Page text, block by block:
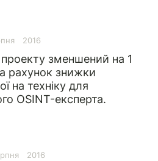
2016
зменшений на 1
рахунок знижки
на техніку для
OSINT-експерта.
2016